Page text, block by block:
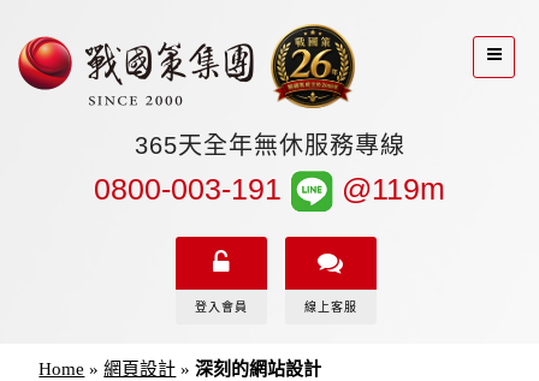
365天全年無休服務專線
0800-003-191 @119m
登入會員 線上客服
Home »網頁設計 »深刻的網站設計